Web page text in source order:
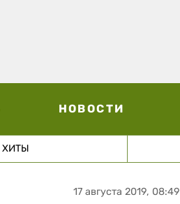
НОВОСТИ
ХИТЫ
17 августа 2019, 08:49